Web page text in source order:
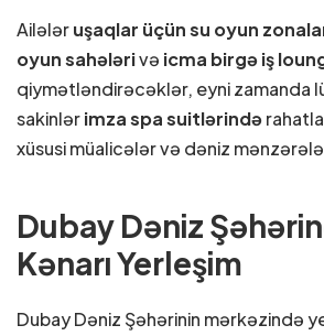
Ailələruşaqlar üçün su oyun
oyun sahələrivə icma birgə iş
qiymətləndirəcəklər, eyni zamanda
sakinlərimza spa suitlərində
xüsusi müalicələr və dəniz
Dubay Dəniz
Kənarı Yerleşim
Dubay Dəniz Şəhərinin mərkəzində